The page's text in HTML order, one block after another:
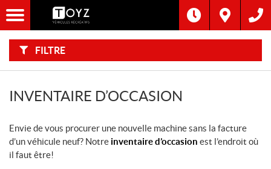
FILTRE
F
I
L
TFiltre
Catégorie
Inventaire
CHERCHER
INVENTAIRE D’OCCASION
Envie de vous procurer une nouvelle machine sans la facture
d’un véhicule neuf? Notre inventaire d’occasion est l’endroit où
il faut être!